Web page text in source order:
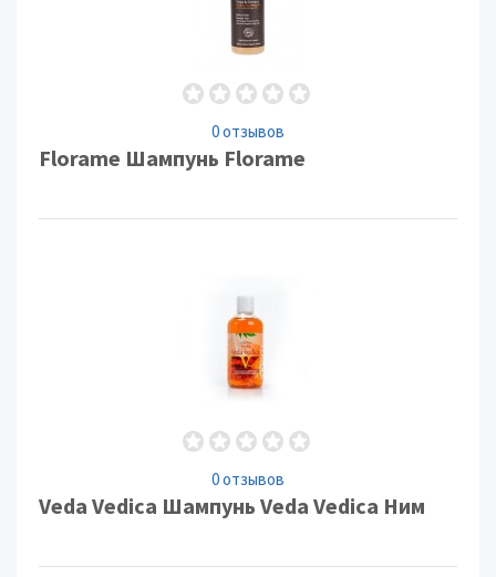
0 отзывов
Florame Шампунь Florame
0 отзывов
Veda Vedica Шампунь Veda Vedica Ним